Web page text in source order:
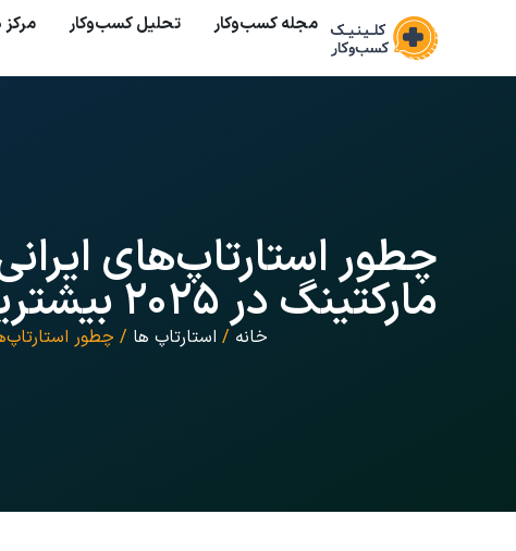
مجله کسب‌وکار تحلیل کسب‌و‌کار
چطور استارتاپ‌های
مارکتینگ در ۲۰۲۵ بیشترین سود را ببرند؟
خانه / استارتاپ ها / چطور استارتاپ‌های